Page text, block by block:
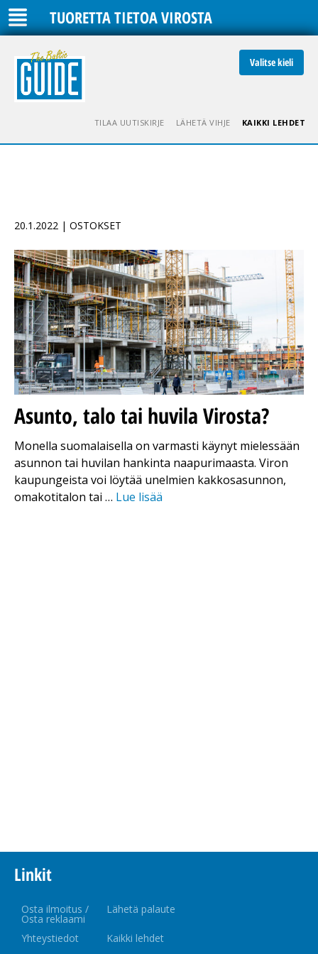
TUORETTA TIETOA VIROSTA
Valitse kieli
TILAA UUTISKIRJE LÄHETÄ VIHJE KAIKKI LEHDET
20.1.2022 | OSTOKSET
Asunto, talo tai huvila Virosta?
Monella suomalaisella on varmasti käynyt mielessään
asunnon tai huvilan hankinta naapurimaasta. Viron
kaupungeista voi löytää unelmien kakkosasunnon,
omakotitalon tai … Lue lisää
Linkit
Osta ilmoitus /
Osta reklaami
Lähetä palaute
Yhteystiedot Kaikki lehdet